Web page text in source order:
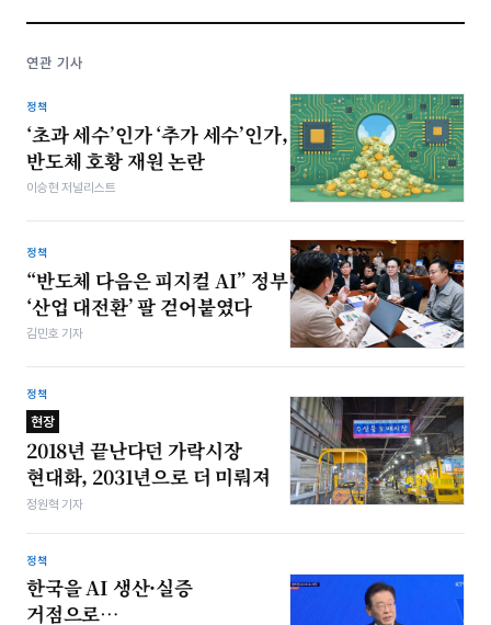
연관 기사
정책
‘초과 세수’인가 ‘추가 세수’인가,
반도체 호황 재원 논란
이승현 저널리스트
정책
“반도체 다음은 피지컬 AI” 정부
‘산업 대전환’ 팔 걷어붙였다
김민호 기자
정책
현장
2018년 끝난다던 가락시장
현대화, 2031년으로 더 미뤄져
정원혁 기자
정책
한국을 AI 생산·실증
거점으로…